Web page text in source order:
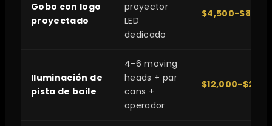
Gobo con logo
proyectado
proyector
LED
dedicado
$4,500-$8,500
Iluminación de
pista de baile
4-6 moving
heads + par
cans +
operador
$12,000-